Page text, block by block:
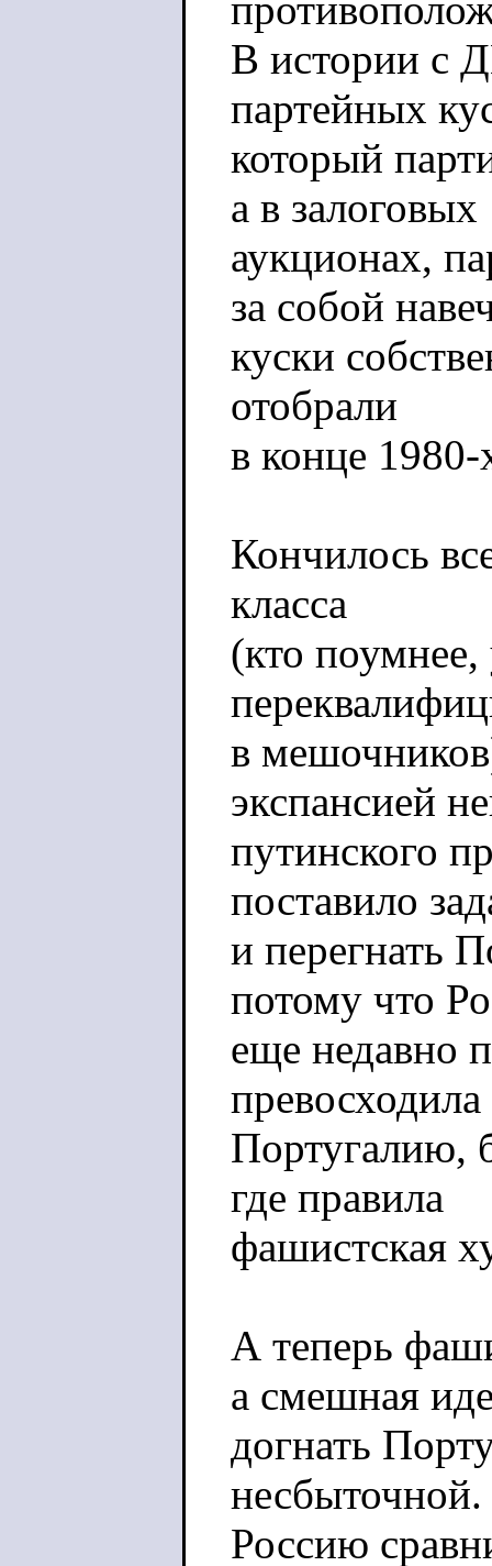
В истории с
партейных
который
а в залоговых
аукционах,
за собой
куски
отобрали
в конце 1980-
Кончилось
класса
(кто поумнее,
в
экспансией
путинского
поставило
и перегнать
потому что
еще недавно
превосходила
Португалию,
где правила
фашистская
А теперь
а смешная
догнать
Россию